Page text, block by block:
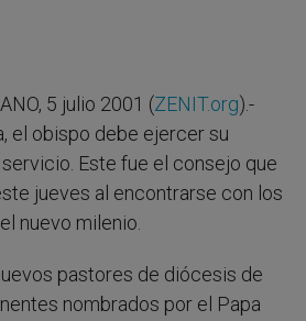
5 julio 2001 (ZENIT.org).-
el obispo debe ejercer su
Este fue el consejo que
jueves al encontrarse con los
nuevo milenio.
pastores de diócesis de
nombrados por el Papa